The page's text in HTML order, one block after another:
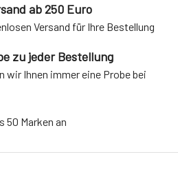
ab 250 Euro
Versand für Ihre Bestellung
zu jeder Bestellung
wir Ihnen immer eine Probe bei
50 Marken an